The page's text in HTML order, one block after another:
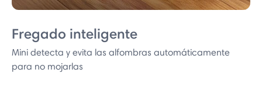
Fregado inteligente
Mini detecta y evita las alfombras automáticamente
para no mojarlas